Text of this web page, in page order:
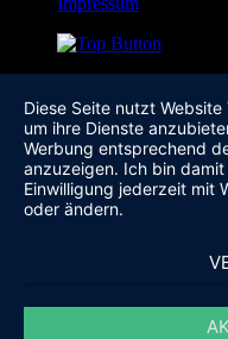
Diese Seite nutzt
um ihre Dienste
Werbung entsprechend
anzuzeigen. Ich bin
Einwilligung jederzeit mit
oder ändern.